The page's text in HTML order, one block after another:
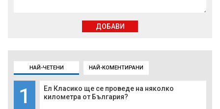
НАЙ-ЧЕТЕНИ НАЙ-КОМЕНТИРАНИ
1
Ел Класико ще се проведе на няколко
километра от България?
ДОБАВИ